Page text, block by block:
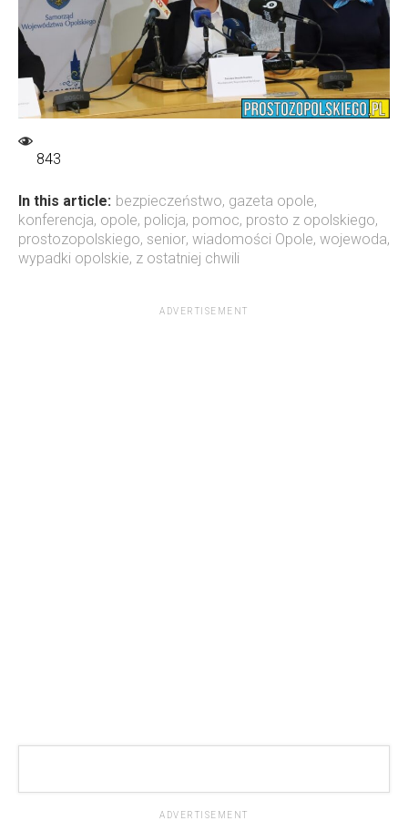
843
In this article: bezpieczeństwo, gazeta opole,
konferencja, opole, policja, pomoc, prosto z opolskiego,
prostozopolskiego, senior, wiadomości Opole, wojewoda,
wypadki opolskie, z ostatniej chwili
ADVERTISEMENT
ADVERTISEMENT